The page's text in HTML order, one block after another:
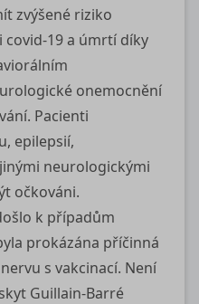
zvýšené riziko
covid-19a úmrtí díky
onemocnění
Pacienti
epilepsií,
neurologickými
očkováni.
k případům
prokázána příčinná
s vakcinací. Není
Guillain-Barré